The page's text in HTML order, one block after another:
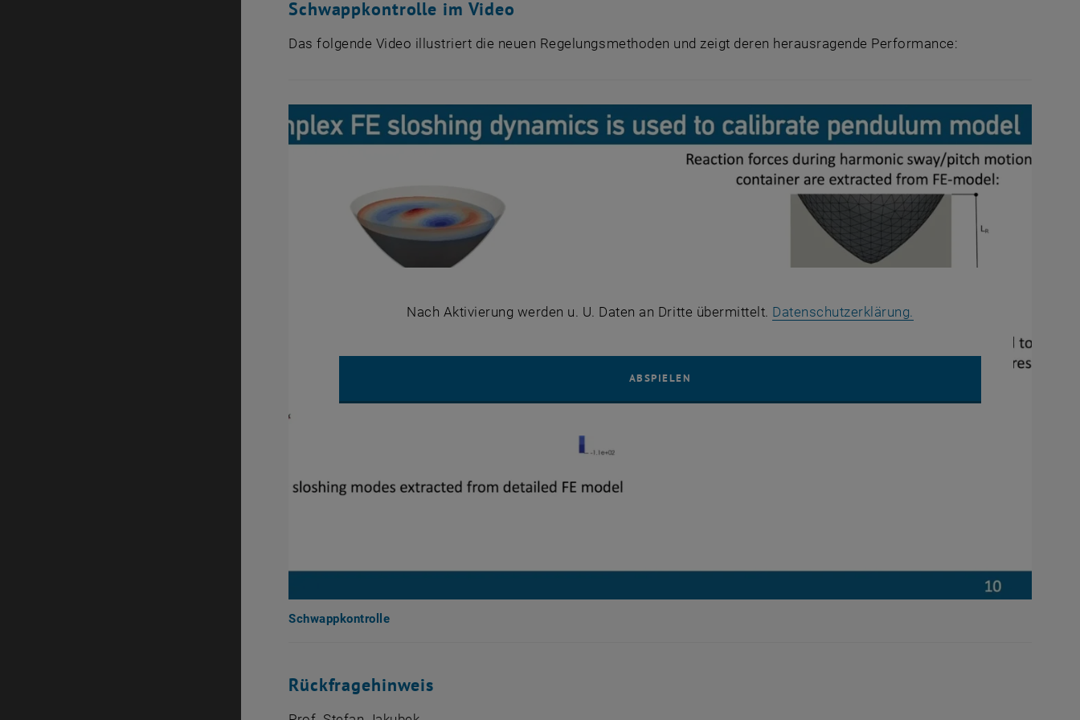
Schwappkontrolle im Video
Das folgende Video illustriert die neuen Regelungsmethoden und zeigt deren herausragende Performance:
Nach Aktivierung werden u. U. Daten an Dritte übermittelt. Datenschutzerklärung.
ABSPIELEN
Schwappkontrolle
Rückfragehinweis